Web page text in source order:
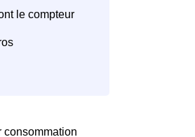
consommation